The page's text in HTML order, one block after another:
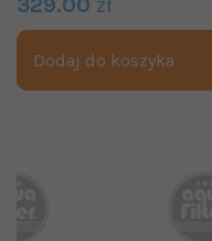
Dodaj do koszyka